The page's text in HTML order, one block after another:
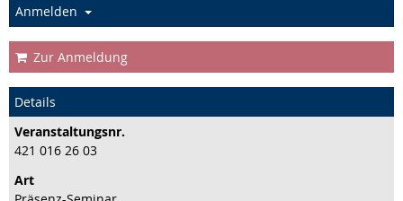
Anmelden
Zur Anmeldung
Details
Veranstaltungs­nr.
421 016 26 03
Art